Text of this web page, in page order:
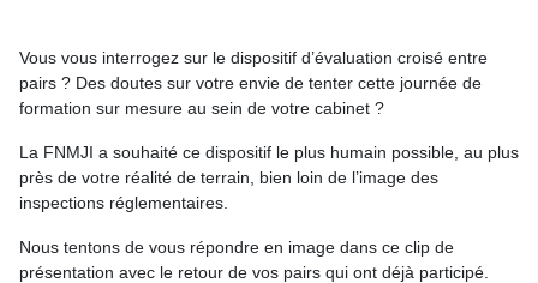
Vous vous interrogez sur le dispositif d’évaluation croisé entre
pairs ? Des doutes sur votre envie de tenter cette journée de
formation sur mesure au sein de votre cabinet ?
La FNMJI a souhaité ce dispositif le plus humain possible, au plus
près de votre réalité de terrain, bien loin de l’image des
inspections réglementaires.
Nous tentons de vous répondre en image dans ce clip de
présentation avec le retour de vos pairs qui ont déjà participé.